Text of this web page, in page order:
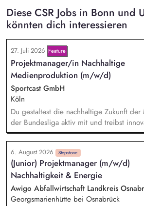
Diese CSR Jobs in Bonn und
könnten dich interessieren
27. Juli 2026 Feature
Projektmanager/in Nachhaltige
Medienproduktion (m/w/d)
Sportcast GmbH
Köln
Du gestaltest die nachhaltige Zukunft
der Bundesliga aktiv mit und treibst
Reduzierung von Emissionen voran.
Evaluierung von Reduktionspotentialen
Produktionskonzepten hinsichtlich Co2e-
Durchführung einer Machbarkeitsstudie
USV-Stromversorgung sowie der
externer Stakeholder.
6. August 2026 Stepstone
(Junior) Projektmanager (m/w/d)
Nachhaltigkeit & Energie
Awigo Abfallwirtschaft Landkreis
Georgsmarienhütte bei Osnabrück